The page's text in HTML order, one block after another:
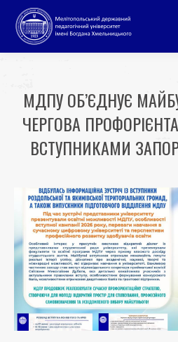
МДПУ ОБ’ЄДНУЄ
ЧЕРГОВА
ВСТУПНИКАМИ